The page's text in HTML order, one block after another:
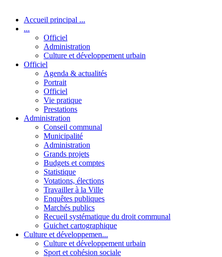
Accueil principal ...
...
Officiel
Administration
Culture et développement urbain
Officiel
Agenda & actualités
Portrait
Officiel
Vie pratique
Prestations
Administration
Conseil communal
Municipalité
Administration
Grands projets
Budgets et comptes
Statistique
Votations, élections
Travailler à la Ville
Enquêtes publiques
Marchés publics
Recueil systématique du droit communal
Guichet cartographique
Culture et développemen...
Culture et développement urbain
Sport et cohésion sociale